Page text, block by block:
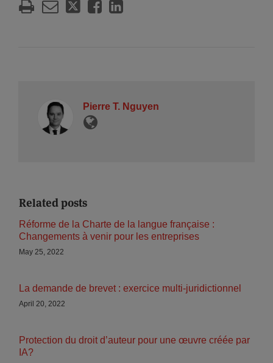
Pierre T. Nguyen
Related posts
Réforme de la Charte de la langue française :
Changements à venir pour les entreprises
May 25, 2022
La demande de brevet : exercice multi-juridictionnel
April 20, 2022
Protection du droit d’auteur pour une œuvre créée par
IA?